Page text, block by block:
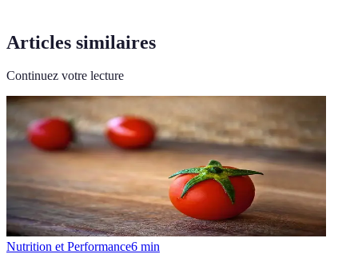
Articles similaires
Continuez votre lecture
Nutrition et Performance6 min